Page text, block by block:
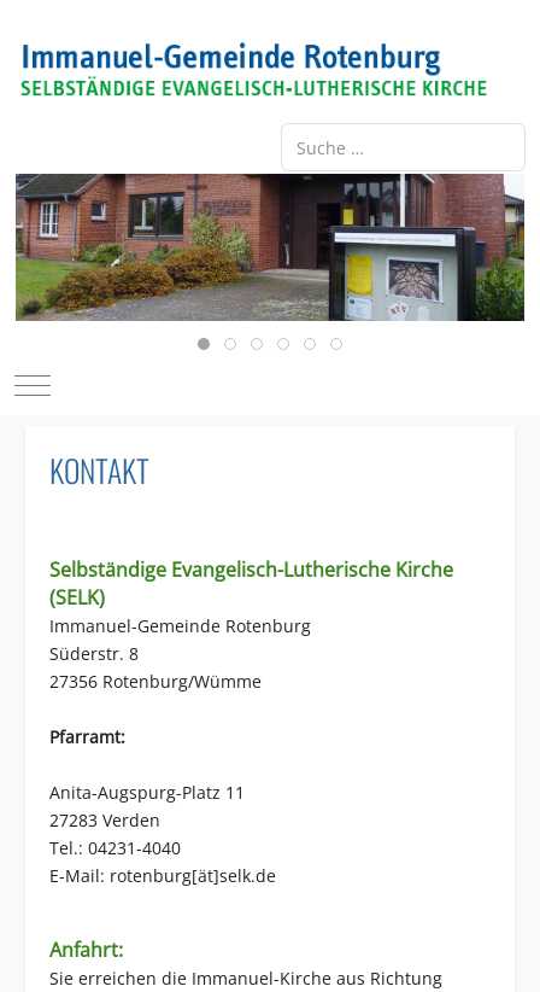
Suchen
Type 2 or more characters for
Mobile Menu Toggle
KONTAKT
Selbständige Evangelisch-Lutherische Kirche
(SELK)
Immanuel-Gemeinde Rotenburg
Süderstr. 8
27356 Rotenburg/Wümme
Pfarramt:
Anita-Augspurg-Platz 11
27283 Verden
Tel.: 04231-4040
E-Mail: rotenburg[ät]selk.de
Anfahrt:
Sie erreichen die Immanuel-Kirche aus Richtung